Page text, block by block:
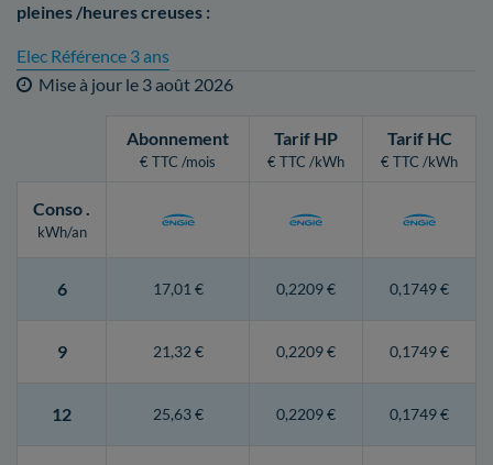
pleines /heures creuses :
Elec Référence 3 ans
Mise à jour le 3 août 2026
Abonnement
€ TTC /mois
Tarif HP
€ TTC /kWh
Tarif HC
€ TTC /kWh
Conso.
kWh/an
6 17,01 € 0,2209 € 0,1749 €
9 21,32 € 0,2209 € 0,1749 €
12 25,63 € 0,2209 € 0,1749 €